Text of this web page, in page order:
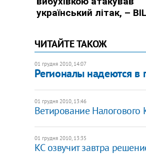
ЧИТАЙТЕ ТАКОЖ
01 грудня 2010, 14:07
Регионалы надеются в
01 грудня 2010, 13:46
Ветирование Налогового
01 грудня 2010, 13:35
КС озвучит завтра